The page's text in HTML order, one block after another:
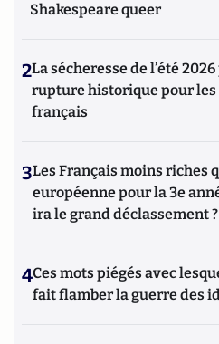
Shakespeare queer
2La sécheresse de l’été
rupture historique pour
français
3Les Français moins riches
européenne pour la 3e
ira le grand déclassement ?
4Ces mots piégés avec
fait flamber la guerre des